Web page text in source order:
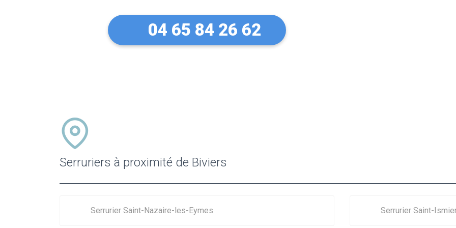
04 65 84 26 62
Serruriers à proximité de Biviers
Serrurier Saint-Nazaire-les-Eymes Serrurier Saint-